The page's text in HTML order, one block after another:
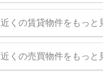
近くの賃貸物件をもっと
近くの売買物件をもっと